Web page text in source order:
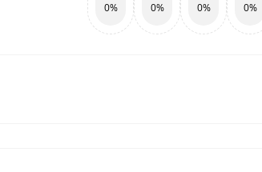
0% 0% 0% 0%